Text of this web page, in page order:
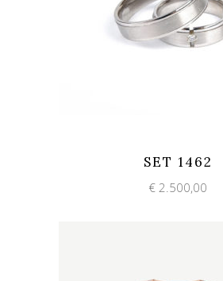
SET 1462
€ 2.500,00